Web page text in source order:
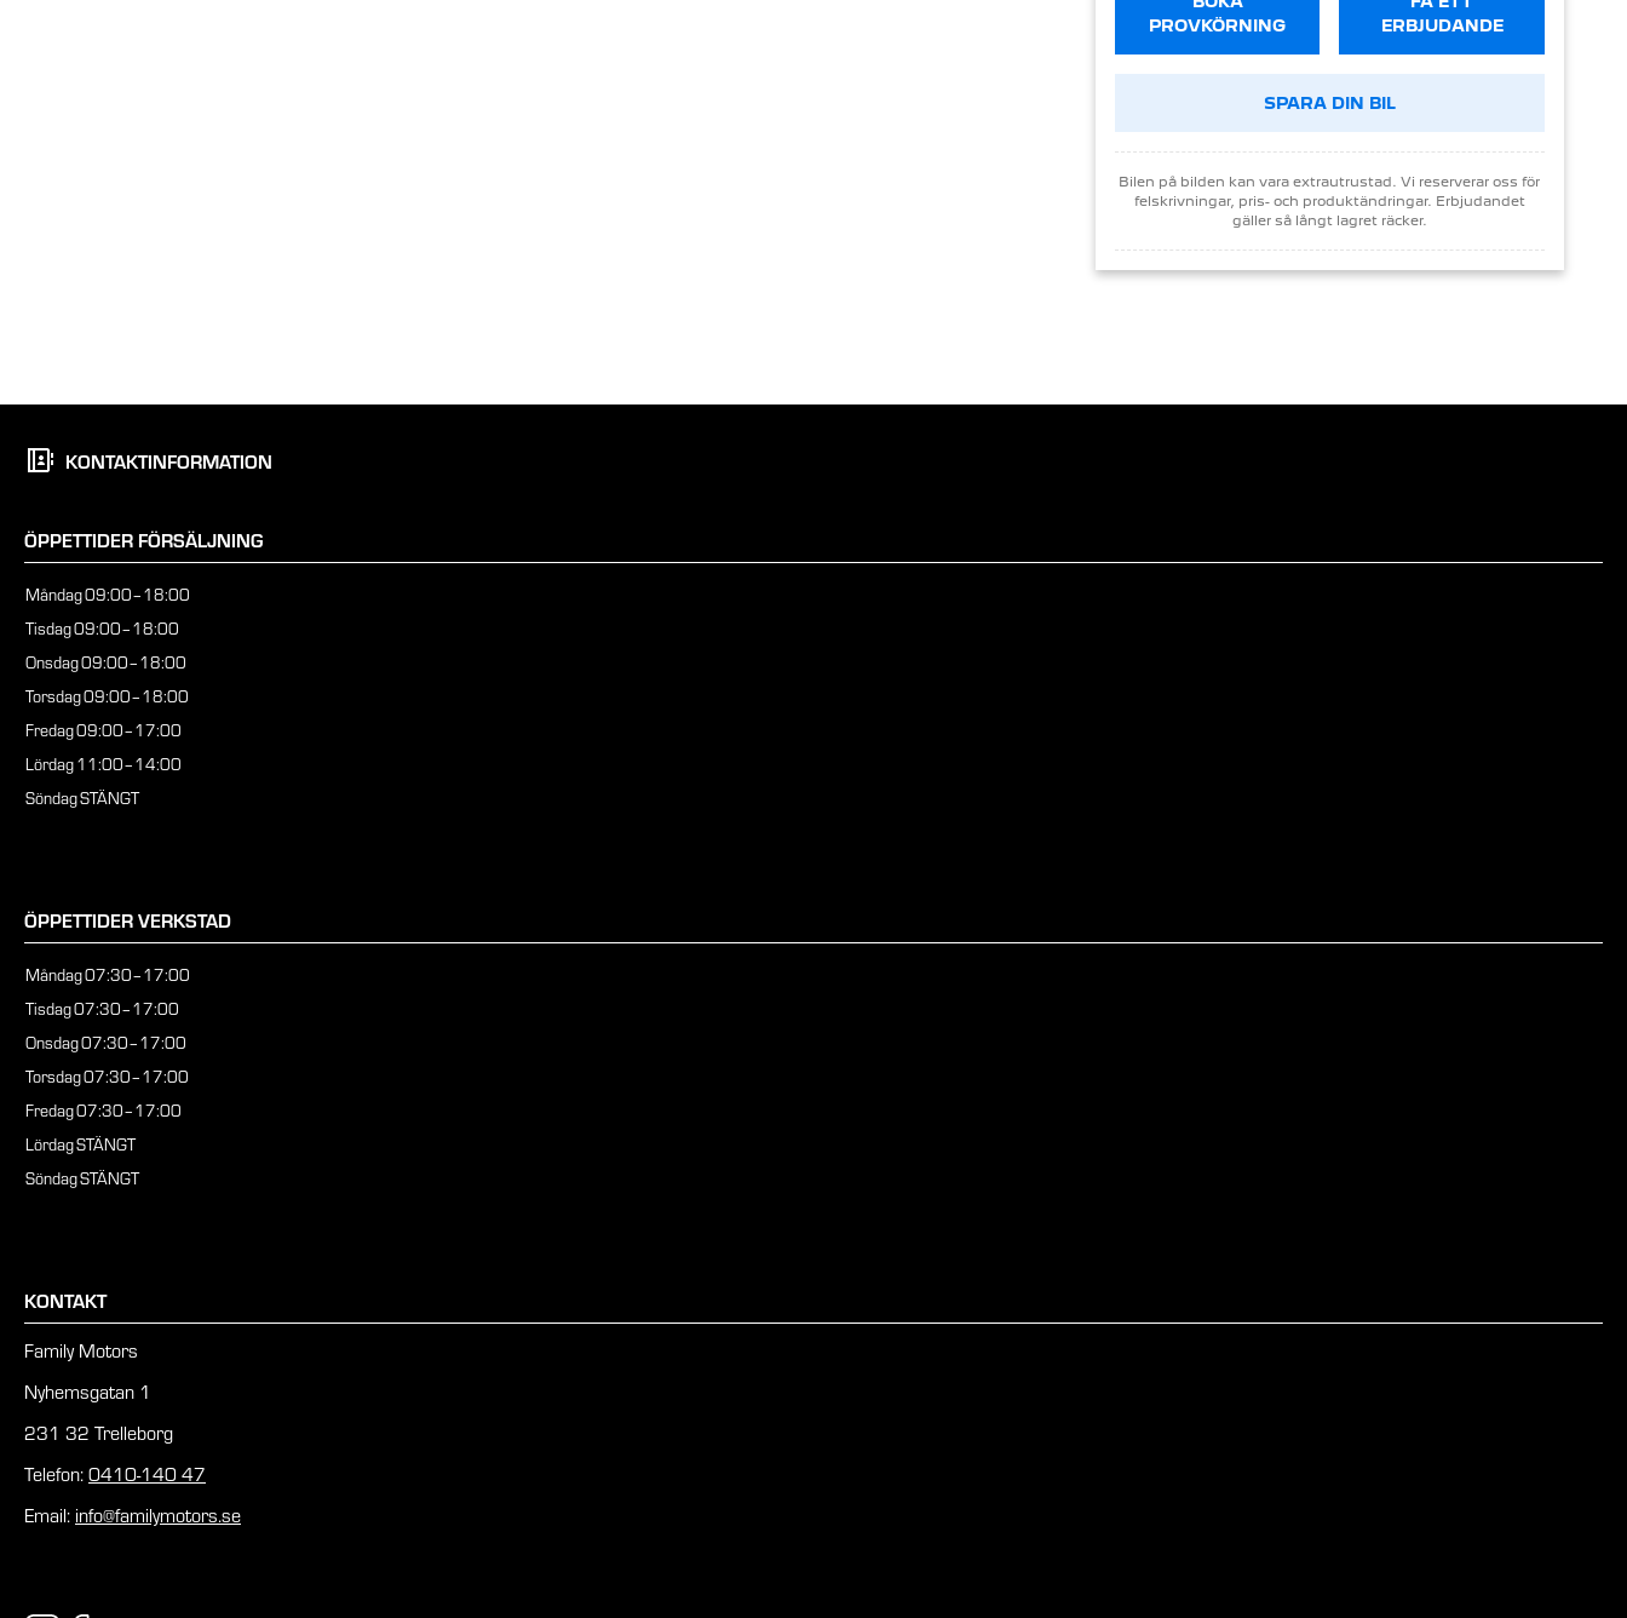
KONTAKTINFORMATION
ÖPPETTIDER FÖRSÄLJNING
Måndag09:00–18:00
Tisdag09:00–18:00
Onsdag09:00–18:00
Torsdag09:00–18:00
Fredag09:00–17:00
Lördag11:00–14:00
SöndagSTÄNGT
ÖPPETTIDER VERKSTAD
Måndag07:30–17:00
Tisdag07:30–17:00
Onsdag07:30–17:00
Torsdag07:30–17:00
Fredag07:30–17:00
LördagSTÄNGT
SöndagSTÄNGT
KONTAKT
Family Motors
Nyhemsgatan 1
231 32 Trelleborg
Telefon: 0410-140 47
Email: info@familymotors.se